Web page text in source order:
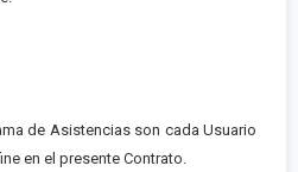
de Asistencias son cada Usuario
en el presente Contrato.